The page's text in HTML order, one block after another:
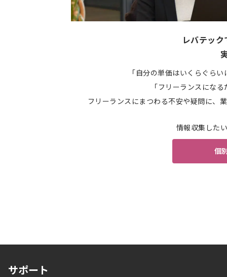
レバテッ
「自分の単価はいくらぐら
「フリーランスにな
フリーランスにまつわる不安や疑問に、
情報収集した
個
サポート